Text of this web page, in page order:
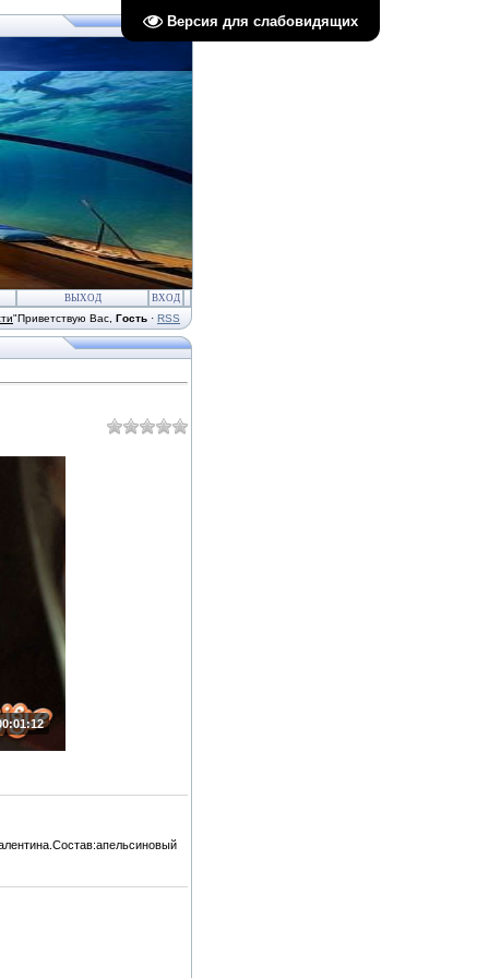
Версия для слабовидящих
ВЫХОД ВХОД
"Приветствую Вас Гость · RSS